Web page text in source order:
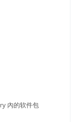
內的软件包